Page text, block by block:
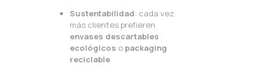
Sustentabilidad: cada vez
más clientes prefieren
envases descartables
ecológicos o packaging
reciclable